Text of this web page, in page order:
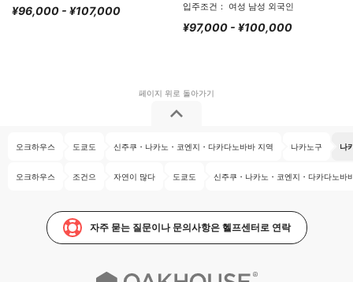
¥96,000 - ¥107,000 입주조건： 여성 남성 외국인
¥97,000 - ¥100,000
오크하우스 도쿄도 신주쿠・나카노・코엔지・다카다노바바 지역 나카노구 나
오크하우스 조건으 자연이 많다 도쿄도 신주쿠・나카노・코엔지・다카다노바
자주 묻는 질문이나 문의사항은 헬프센터로 연락